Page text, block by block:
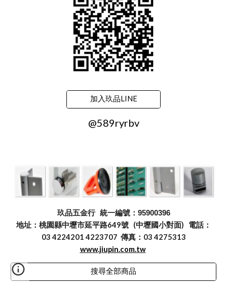
加入玖品LINE
@589ryrbv
玖品五金行 統一編號：95900396
地址：桃園縣中壢市延平路649號 (中壢國小對面) 電話：
03 4224201 4223707 傳真：03 4275313
www.jiupin.com.tw
搜尋全部商品